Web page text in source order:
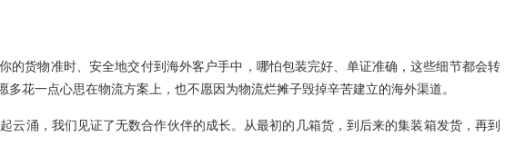
的货物准时、安全地交付到海外客户手中，哪怕包装完好、单证准确，这些细节都会转
花一点心思在物流方案上，也不愿因为物流烂摊子毁掉辛苦建立的海外渠道。
云涌，我们见证了无数合作伙伴的成长。从最初的几箱货，到后来的集装箱发货，再到